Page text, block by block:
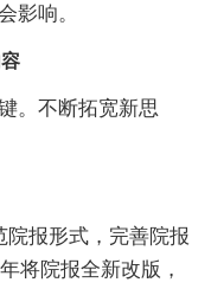
影响。
不断拓宽新思
报形式，完善院报
将院报全新改版，